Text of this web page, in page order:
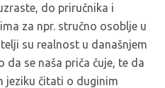
do priručnika i
za npr. stručno osoblje u
su realnost u današnjem
se naša priča čuje, te da
jeziku čitati o duginim